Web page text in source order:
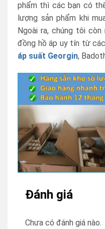
phẩm thì các bạn có
lượng sản phẩm khi
Ngoài ra, chúng tôi còn
đồng hồ áp uy tín từ
áp suất Georgin,
Đánh giá
Chưa có đánh giá nào.